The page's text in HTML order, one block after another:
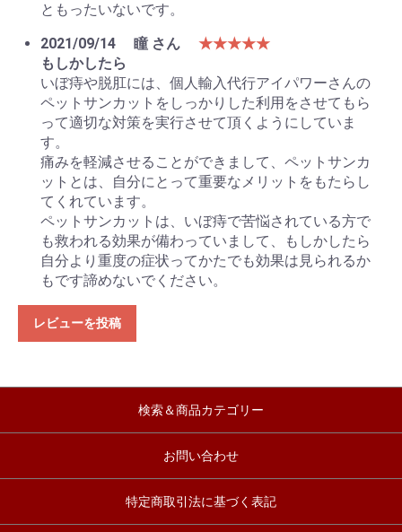
ともったいないです。
2021/09/14
瞳 さん
★★★★★
もしかしたら
いぼ痔や脱肛には、個人輸入代行アイパワーさんの
ペットサンカットをしっかりした利用をさせてもら
って適切な対策を実行させて頂くようにしていま
す。
痛みを軽減させることができまして、ペットサンカ
ットとは、自分にとって重要なメリットをもたらし
てくれています。
ペットサンカットは、いぼ痔で苦悩されている方で
も救われる効果が備わっていまして、もしかしたら
自分より重度の症状ってかたでも効果は見られるか
もです諦めないでください。
レビューを投稿
検索＆商品カテゴリー
お問い合わせ
特定商取引法に基づく表記